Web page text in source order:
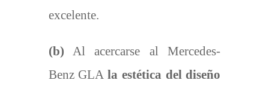
excelente.
(b) Al acercarse al Mercedes-
Benz GLAla estética del diseño